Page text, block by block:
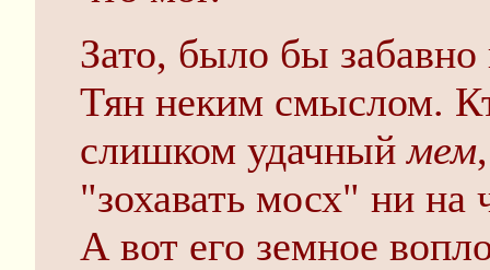
Зато, было бы
Тян неким смыслом.
слишком удачныймем
"зохавать мосх" ни на
А вот его земное